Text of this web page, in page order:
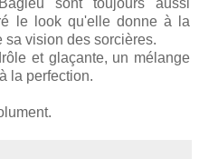
le look qu'elle donne à la
sa vision des sorcières.
et glaçante, un mélange
la perfection.